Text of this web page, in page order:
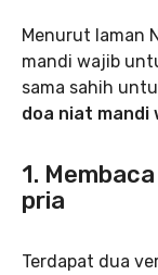
Menurut laman
mandi wajib
sama sahih
doa niat mandi
1.
pria
Terdapat dua